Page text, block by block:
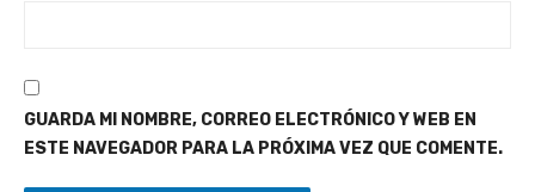
GUARDA MI NOMBRE, CORREO ELECTRÓNICO Y WEB EN
ESTE NAVEGADOR PARA LA PRÓXIMA VEZ QUE COMENTE.